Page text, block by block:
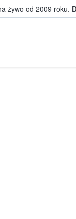
żywo od 2009 roku.
fani i